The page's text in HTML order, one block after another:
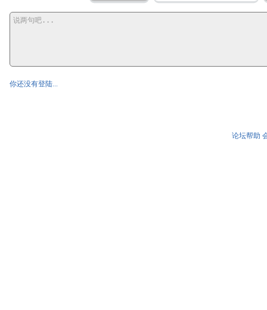
你还没有登陆...
论坛帮助